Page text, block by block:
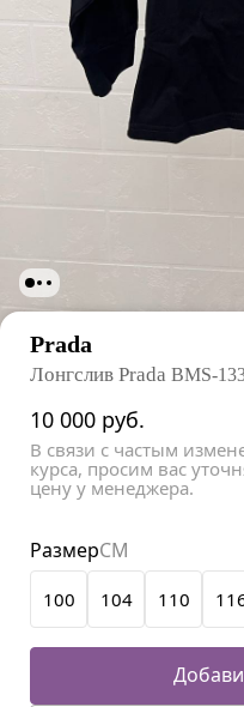
Prada
Лонгслив Prada BMS-
10 000 руб.
В связи с частым
курса, просим вас
цену у менеджера.
100 104 110
РазмерСМ